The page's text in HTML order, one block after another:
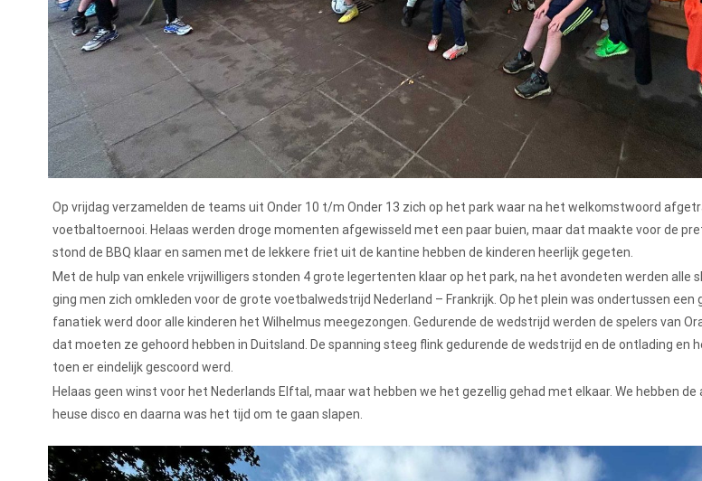
Op vrijdag verzamelden de teams uit Onder 10 t/m Onder 13 zich op het park waar na het welkomstwoord
voetbaltoernooi. Helaas werden droge momenten afgewisseld met een paar buien, maar dat maakte voor de
stond de BBQ klaar en samen met de lekkere friet uit de kantine hebben de kinderen heerlijk gegeten.
Met de hulp van enkele vrijwilligers stonden 4 grote legertenten klaar op het park, na het avondeten werden alle
ging men zich omkleden voor de grote voetbalwedstrijd Nederland – Frankrijk. Op het plein was ondertussen
fanatiek werd door alle kinderen het Wilhelmus meegezongen. Gedurende de wedstrijd werden de spelers van
dat moeten ze gehoord hebben in Duitsland. De spanning steeg flink gedurende de wedstrijd en de ontlading en
toen er eindelijk gescoord werd.
Helaas geen winst voor het Nederlands Elftal, maar wat hebben we het gezellig gehad met elkaar. We hebben
heuse disco en daarna was het tijd om te gaan slapen.